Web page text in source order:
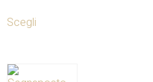
Scegli